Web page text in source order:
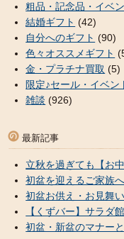
粗品・記念品・イベ
結婚ギフト (42)
自分へのギフト (90)
色々オススメギフト
金・プラチナ買取 (5)
限定♪セール・イベン
雑談 (926)
最新記事
立秋を過ぎても【お
初盆を迎えるご家族
初盆お供え・お見舞
【くずバー】サラダ
初盆・新盆のマナー